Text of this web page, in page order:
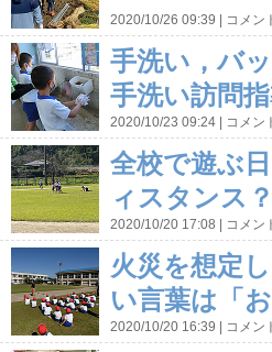
2020/10/26 09:39 コメン
手洗い，バ
手洗い訪問
2020/10/23 09:24 コメン
全校で遊ぶ
ィスタンス
2020/10/20 17:08 コメン
火災を想定
い言葉は「
2020/10/20 16:39 コメン